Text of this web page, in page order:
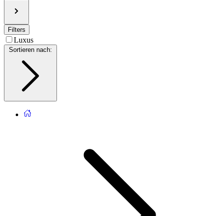
Filters
Luxus
Sortieren nach